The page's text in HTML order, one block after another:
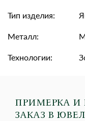
Тип изделия:
Металл:
Технологии:
ПРИМЕРКА
ЗАКАЗ В